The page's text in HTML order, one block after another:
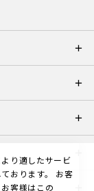
り適したサービ
おります。
お客
客様はこの